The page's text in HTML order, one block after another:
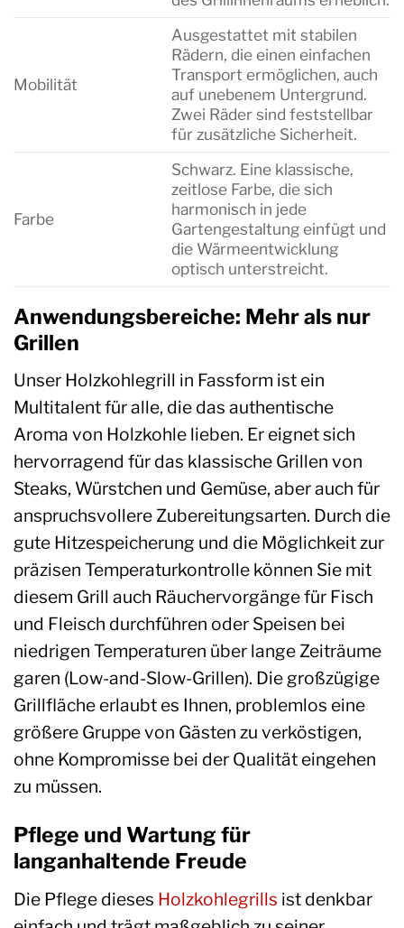
Mobilität
Ausgestattet mit stabilen
Rädern, die einen einfachen
Transport ermöglichen, auch
auf unebenem Untergrund.
Zwei Räder sind feststellbar
für zusätzliche Sicherheit.
Farbe
Schwarz. Eine klassische,
zeitlose Farbe, die sich
harmonisch in jede
Gartengestaltung einfügt und
die Wärmeentwicklung
optisch unterstreicht.
Anwendungsbereiche: Mehr als nur
Grillen
Unser Holzkohlegrill in Fassform ist ein
Multitalent für alle, die das authentische
Aroma von Holzkohle lieben. Er eignet sich
hervorragend für das klassische Grillen von
Steaks, Würstchen und Gemüse, aber auch für
anspruchsvollere Zubereitungsarten. Durch die
gute Hitzespeicherung und die Möglichkeit zur
präzisen Temperaturkontrolle können Sie mit
diesem Grill auch Räuchervorgänge für Fisch
und Fleisch durchführen oder Speisen bei
niedrigen Temperaturen über lange Zeiträume
garen (Low-and-Slow-Grillen). Die großzügige
Grillfläche erlaubt es Ihnen, problemlos eine
größere Gruppe von Gästen zu verköstigen,
ohne Kompromisse bei der Qualität eingehen
zu müssen.
Pflege und Wartung für
langanhaltende Freude
Die Pflege dieses Holzkohlegrills ist denkbar